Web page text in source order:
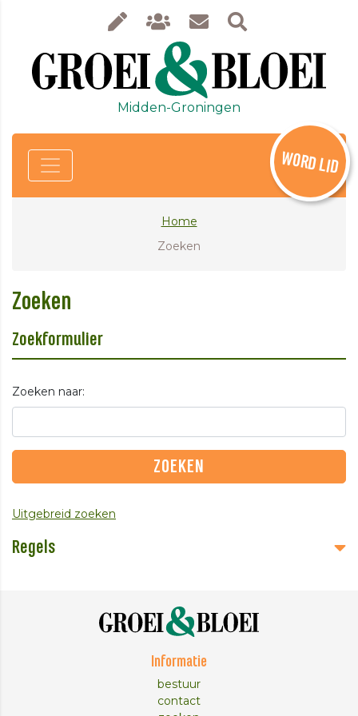
Midden-Groningen
WORD LID
Home
Zoeken
Zoeken
Zoekformulier
Zoeken naar:
Uitgebreid zoeken
Regels
Informatie
bestuur
contact